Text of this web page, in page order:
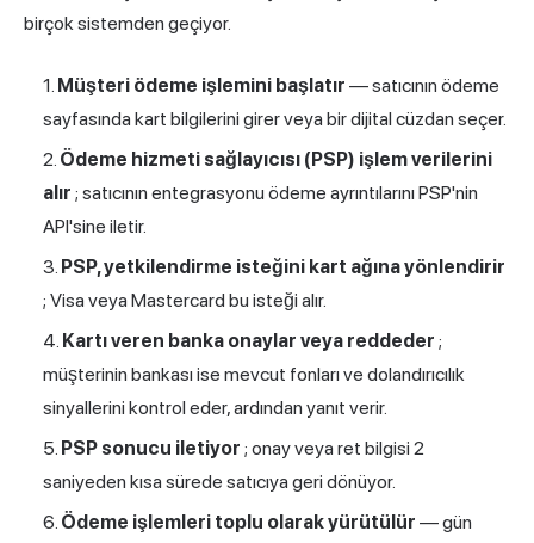
birçok sistemden geçiyor.
Müşteri ödeme işlemini başlatır — satıcının ödeme
sayfasında kart bilgilerini girer veya bir dijital cüzdan seçer.
Ödeme hizmeti sağlayıcısı (PSP) işlem verilerini
alır ; satıcının entegrasyonu ödeme ayrıntılarını PSP'nin
API'sine iletir.
PSP, yetkilendirme isteğini kart ağına yönlendirir
; Visa veya Mastercard bu isteği alır.
Kartı veren banka onaylar veya reddeder ;
müşterinin bankası ise mevcut fonları ve dolandırıcılık
sinyallerini kontrol eder, ardından yanıt verir.
PSP sonucu iletiyor ; onay veya ret bilgisi 2
saniyeden kısa sürede satıcıya geri dönüyor.
Ödeme işlemleri toplu olarak yürütülür — gün